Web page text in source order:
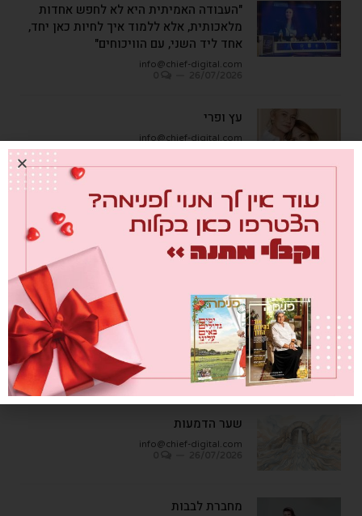
"העבודה האמיתית היא לא לחפש אחדות
מלאכותית, אלא ללמוד איך לחיות כאן יחד,
אחד ליד השני, עם הוויכוחים"
info@chief-digital.com
עץ ופרי
info@chief-digital.com
08/07/2026
0
כתבות אחרונות
מבחן הגמבה
כאן חוגגים בכיף – המדריך לתכנון חוויה
משפחתית
info@chief-digital.com
26/07/2026
0
שער הדמעות
info@chief-digital.com
מחברת לבבות